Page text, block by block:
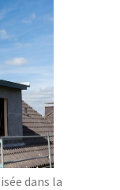
dans la